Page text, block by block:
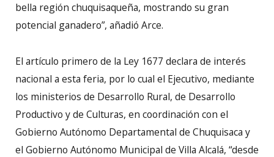
bella región chuquisaqueña, mostrando su gran
potencial ganadero”, añadió Arce.
El artículo primero de la Ley 1677 declara de interés
nacional a esta feria, por lo cual el Ejecutivo, mediante
los ministerios de Desarrollo Rural, de Desarrollo
Productivo y de Culturas, en coordinación con el
Gobierno Autónomo Departamental de Chuquisaca y
el Gobierno Autónomo Municipal de Villa Alcalá, “desde